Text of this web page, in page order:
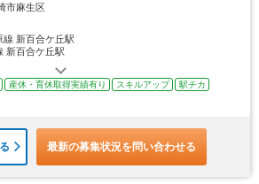
市麻生区
線 新百合ケ丘駅
新百合ケ丘駅
産休・育休取得実績有り スキルアップ
駅チカ
最新の募集状況を問い合わせる